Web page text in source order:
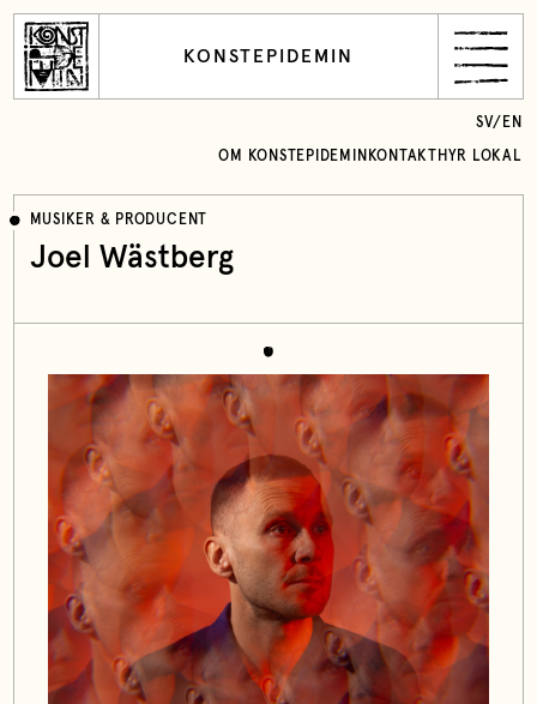
KONSTEPIDEMIN
OM KONSTEPIDEMIN KONTAKT HYR LOKAL
SV/ EN
MUSIKER & PRODUCENT
Joel Wästberg